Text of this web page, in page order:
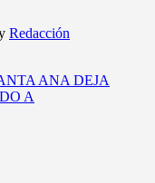
Redacción